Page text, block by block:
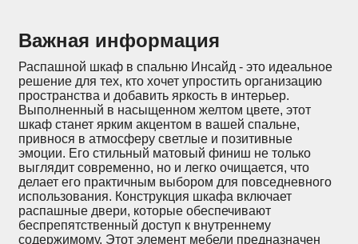
Важная информация
Распашной шкаф в спальню Инсайд - это идеальное
решение для тех, кто хочет упростить организацию
пространства и добавить яркость в интерьер.
Выполненный в насыщенном желтом цвете, этот
шкаф станет ярким акцентом в вашей спальне,
привнося в атмосферу светлые и позитивные
эмоции. Его стильный матовый финиш не только
выглядит современно, но и легко очищается, что
делает его практичным выбором для повседневного
использования. Конструкция шкафа включает
распашные двери, которые обеспечивают
беспрепятственный доступ к внутреннему
содержимому. Этот элемент мебели предназначен